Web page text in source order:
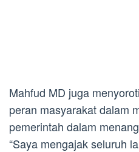
Mahfud MD juga
peran masyarakat dalam
pemerintah dalam
“Saya mengajak seluruh